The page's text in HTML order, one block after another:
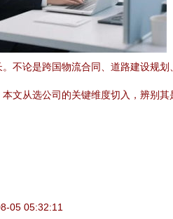
不论是跨国物流合同、道路建设规
本文从选公司的关键维度切入，辨别
05 05:32:11